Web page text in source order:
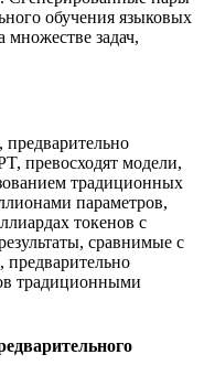
обучения языковых
множестве задач,
превосходят модели,
традиционных
параметров,
токенов с
сравнимые с
традиционными